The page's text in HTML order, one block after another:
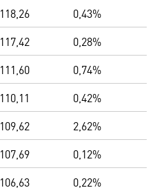
118,26 0,43%
117,42 0,28%
111,60 0,74%
110,11 0,42%
109,62 2,62%
107,69 0,12%
106,63 0,22%